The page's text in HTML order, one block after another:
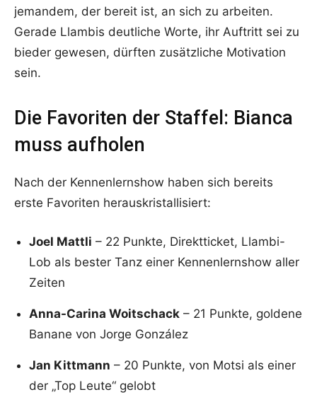
jemandem, der bereit ist, an sich zu arbeiten.
Gerade Llambis deutliche Worte, ihr Auftritt sei zu
bieder gewesen, dürften zusätzliche Motivation
sein.
Die Favoriten der Staffel: Bianca
muss aufholen
Nach der Kennenlernshow haben sich bereits
erste Favoriten herauskristallisiert:
Joel Mattli – 22 Punkte, Direktticket, Llambi-
Lob als bester Tanz einer Kennenlernshow aller
Zeiten
Anna-Carina Woitschack – 21 Punkte, goldene
Banane von Jorge González
Jan Kittmann – 20 Punkte, von Motsi als einer
der „Top Leute“ gelobt